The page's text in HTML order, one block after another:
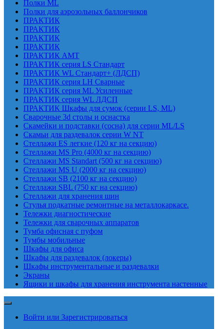
Полки ML
Полки для аэрозольных баллончиков
ПРАКТИК
ПРАКТИК
ПРАКТИК
ПРАКТИК
ПРАКТИК AMT
ПРАКТИК cерия LS Стандарт
ПРАКТИК WL Стандарт+ (ЛДСП)
ПРАКТИК серия LH Сварные
ПРАКТИК серия ML Усиленные
ПРАКТИК серия WL ЛДСП
ПРАКТИК Шкафы для сумок (серии LS, ML)
Сварочные 3d столы и оснастка
Скамейки и подставки (сосна) для серии ML/LS
Скамьи для раздевалок серии W NT
Стеллажи ES легкие (120 кг на секцию)
Стеллажи MS Pro (4000 кг на секцию)
Стеллажи MS Standart (500 кг на секцию)
Стеллажи MS U (2000 кг на секцию)
Стеллажи SB (2100 кг на секцию)
Стеллажи SBL (750 кг на секцию)
Стеллажи для хранения шин
Стулья подкатные ремонтные на металлокаркасе.
Тележки диагностические
Тележки для сварочных аппаратов
Тумба офисная с пуфом
Тумбы мобильные
Шкафы для офиса
Шкафы для раздевалок (локеры)
Шкафы инструментальные и раздевалки
Экраны
Ящики и шкафы для хранения инструмента настенные
Войти или Зарегистрироваться